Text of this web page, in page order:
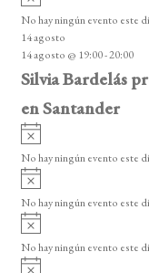
o
v
i
s
o
No hay ningún evento este
14 agosto
14 agosto @ 19:00-20:00
Silvia Bardelás
en Santander
A
v
i
o
No hay ningún evento este
A
v
i
o
No hay ningún evento este
A
v
i
No hay ningún evento este
A